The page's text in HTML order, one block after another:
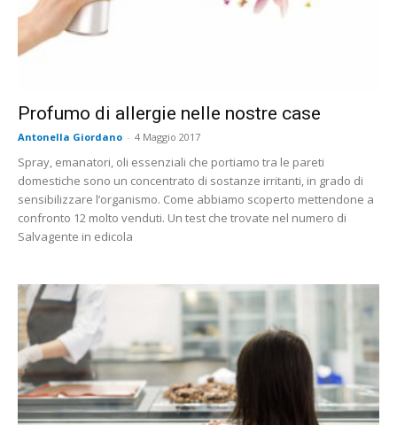
Profumo di allergie nelle nostre case
Antonella Giordano - 4 Maggio 2017
Spray, emanatori, oli essenziali che portiamo tra le pareti
domestiche sono un concentrato di sostanze irritanti, in grado di
sensibilizzare l’organismo. Come abbiamo scoperto mettendone a
confronto 12 molto venduti. Un test che trovate nel numero di
Salvagente in edicola